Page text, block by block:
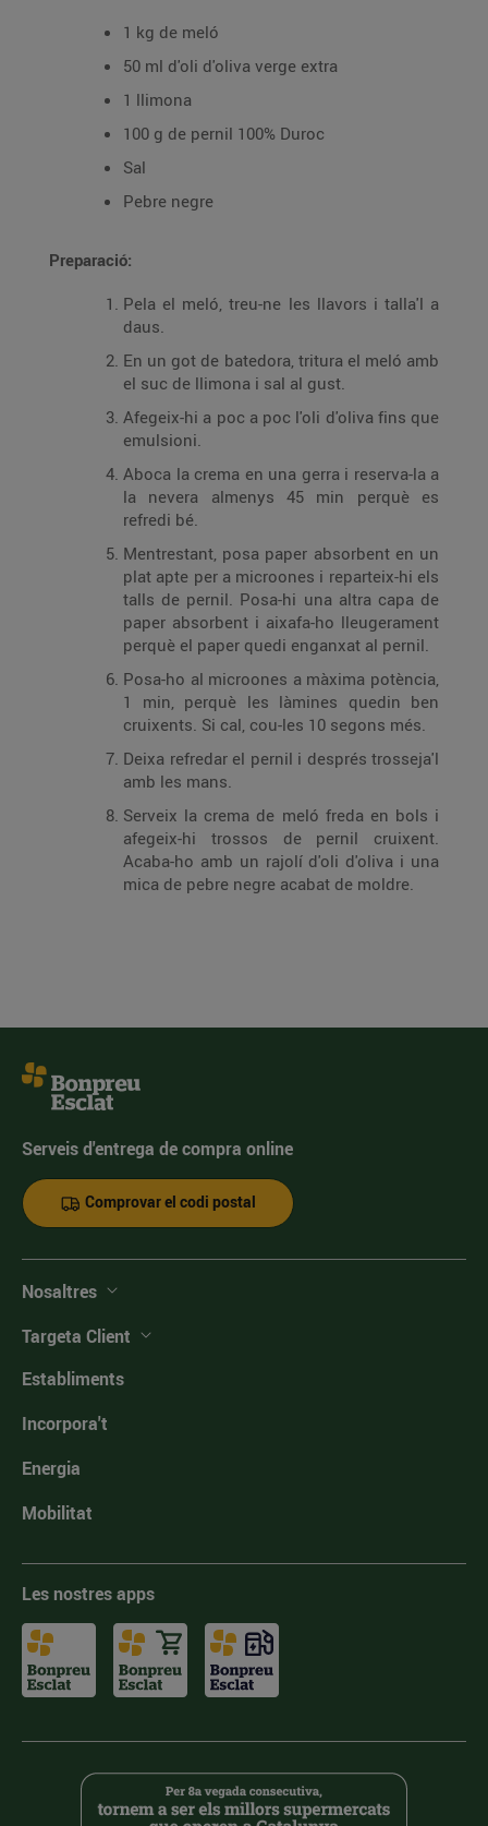
1 kg de meló
50 ml d'oli d'oliva verge extra
1 llimona
100 g de pernil 100% Duroc
Sal
Pebre negre
Preparació:
Pela el meló, treu-ne les llavors i talla'l a
daus.
En un got de batedora, tritura el meló amb
el suc de llimona i sal al gust.
Afegeix-hi a poc a poc l'oli d'oliva fins que
emulsioni.
Aboca la crema en una gerra i reserva-la a
la nevera almenys 45 min perquè es
refredi bé.
Mentrestant, posa paper absorbent en un
plat apte per a microones i reparteix-hi els
talls de pernil. Posa-hi una altra capa de
paper absorbent i aixafa-ho lleugerament
perquè el paper quedi enganxat al pernil.
Posa-ho al microones a màxima potència,
1 min, perquè les làmines quedin ben
cruixents. Si cal, cou-les 10 segons més.
Deixa refredar el pernil i després trosseja'l
amb les mans.
Serveix la crema de meló freda en bols i
afegeix-hi trossos de pernil cruixent.
Acaba-ho amb un rajolí d'oli d'oliva i una
mica de pebre negre acabat de moldre.
Serveis d'entrega de compra online
Comprovar el codi postal
Nosaltres
Targeta Client
Establiments
Incorpora't
Energia
Mobilitat
Les nostres apps